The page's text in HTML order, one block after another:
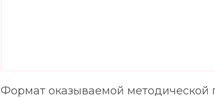
Формат оказываемой методической